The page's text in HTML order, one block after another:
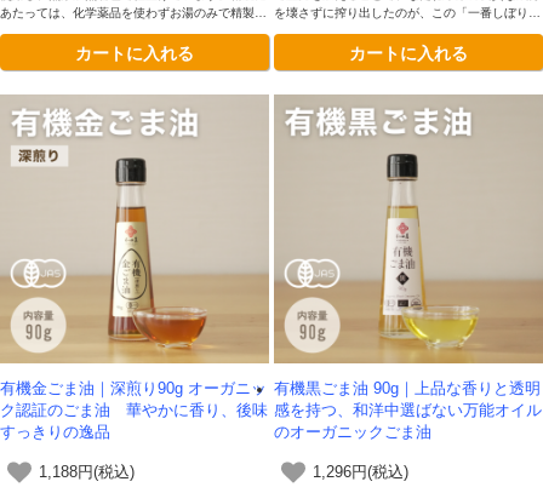
あたっては、化学薬品を使わずお湯のみで精製し
カートに入れる
を壊さずに搾り出したのが、この「一番しぼり」
「食の芸術品」とも呼べる逸品です。
カートに入れる
有機金ごま油｜深煎り90g オーガニッ
ク認証のごま油 華やかに香り、後味
すっきりの逸品
1,188円(税込)
有機黒ごま油 90g｜上品な香りと透明
感を持つ、和洋中選ばない万能オイル
のオーガニックごま油
1,296円(税込)